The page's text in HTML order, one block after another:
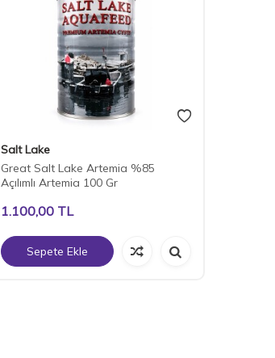
Salt Lake
Great Salt Lake Artemia %85
Açılımlı Artemia 100 Gr
1.100,00TL
Sepete Ekle